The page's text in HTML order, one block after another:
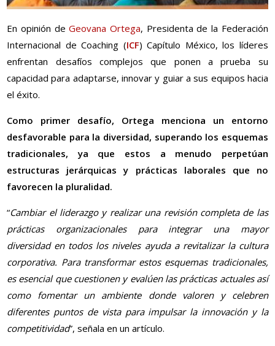
En opinión deGeovana Ortega, Presidenta de la Federación
Internacional de Coaching (ICF) Capítulo México, los líderes
enfrentan desafíos complejos que ponen a prueba su
capacidad para adaptarse, innovar y guiar a sus equipos hacia
el éxito.
Como primer desafío, Ortega menciona un entorno
desfavorable para la diversidad, superando los esquemas
tradicionales, ya que estos a menudo perpetúan
estructuras jerárquicas y prácticas laborales que no
favorecen la pluralidad.
“Cambiar el liderazgo y realizar una revisión completa de las
prácticas organizacionales para integrar una mayor
diversidad en todos los niveles ayuda a revitalizar la cultura
corporativa. Para transformar estos esquemas tradicionales,
es esencial que cuestionen y evalúen las prácticas actuales así
como fomentar un ambiente donde valoren y celebren
diferentes puntos de vista para impulsar la innovación y la
competitividad”, señala en un artículo.